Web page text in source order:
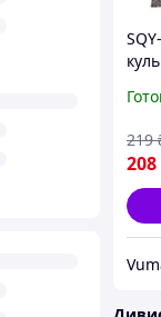
208
219